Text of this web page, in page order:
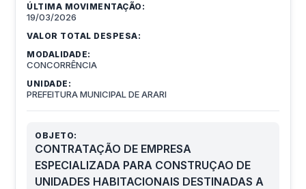
ÚLTIMA MOVIMENTAÇÃO:
19/03/2026
VALOR TOTAL DESPESA:
MODALIDADE:
CONCORRÊNCIA
UNIDADE:
PREFEITURA MUNICIPAL DE ARARI
OBJETO:
CONTRATAÇÃO DE EMPRESA
ESPECIALIZADA PARA CONSTRUÇAO DE
UNIDADES HABITACIONAIS DESTINADAS A